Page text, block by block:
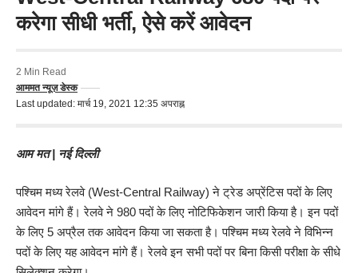
करेगा सीधी भर्ती, ऐसे करें आवेदन
Last updated: मार्च 19, 2021 12:35 अपराह्न
आममत न्यूज़ डेस्क
2 Min Read
आम मत| नई दिल्ली
पश्चिम मध्य रेलवे (West-Central Railway) ने ट्रेड अप्रेंटिस पदों के लिए
आवेदन मांगे हैं। रेलवे ने 980 पदों के लिए नोटिफिकेशन जारी किया है। इन पदों
के लिए 5 अप्रैल तक आवेदन किया जा सकता है। पश्चिम मध्य रेलवे ने विभिन्न
पदों के लिए यह आवेदन मांगे हैं। रेलवे इन सभी पदों पर बिना किसी परीक्षा के सीधे